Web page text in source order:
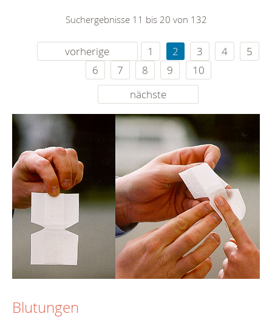
Suchergebnisse 11 bis 20 von 132
vorherige 1 2 3 4
5
6
7 8 9
10
nächste
Blutungen